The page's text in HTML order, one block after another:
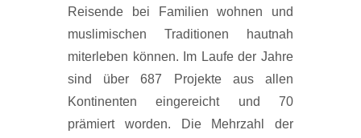
Reisende bei Familien wohnen und
muslimischen Traditionen hautnah
miterleben können. Im Laufe der Jahre
sind über 687 Projekte aus allen
Kontinenten eingereicht und 70
prämiert worden. Die Mehrzahl der